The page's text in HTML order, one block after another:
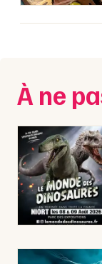
Actus à
Choisir
À ne